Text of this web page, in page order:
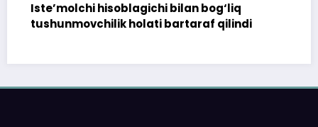
Iste’molchi hisoblagichi bilan bog‘liq
tushunmovchilik holati bartaraf qilindi